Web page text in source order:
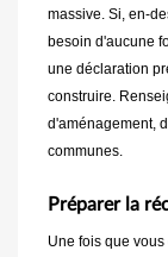
massive. Si, en-
besoin d'aucune
une déclaration
construire.
d'aménagement,
communes.
Préparer la
Une fois que